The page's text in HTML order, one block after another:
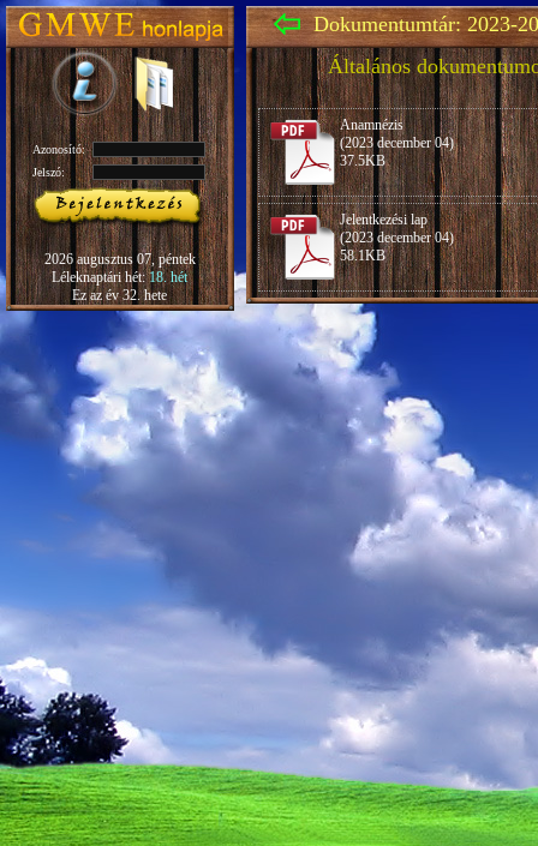
Azonosító:
Jelszó:
2026 augusztus 07, péntek
Léleknaptári hét:18. hét
Ez az év 32. hete
Dokumentumtár: 2023-
Általános
Anamnézis
(2023 december 04)
37.5KB
Jelentkezési lap
(2023 december 04)
58.1KB